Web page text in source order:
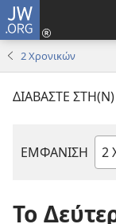
JW.ORG
2 Χρονικών
ΔΙΑΒΑΣΤΕ ΣΤΗ(Ν)
ΕΜΦΑΝΙΣΗ
Το